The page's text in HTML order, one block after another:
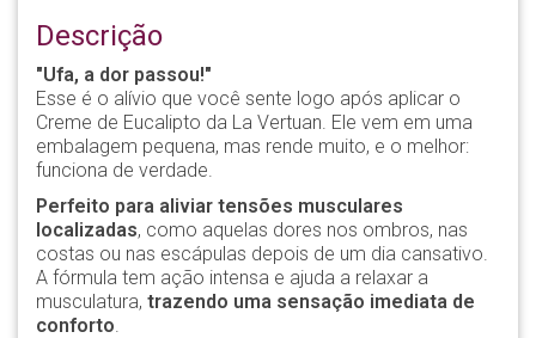
Descrição
"Ufa, a dor passou!"
Esse é o alívio que você sente logo após aplicar o
Creme de Eucalipto da La Vertuan. Ele vem em uma
embalagem pequena, mas rende muito, e o melhor:
funciona de verdade.
Perfeito para aliviar tensões musculares
localizadas, como aquelas dores nos ombros, nas
costas ou nas escápulas depois de um dia cansativo.
A fórmula tem ação intensa e ajuda a relaxar a
musculatura, trazendo uma sensação imediata de
conforto.